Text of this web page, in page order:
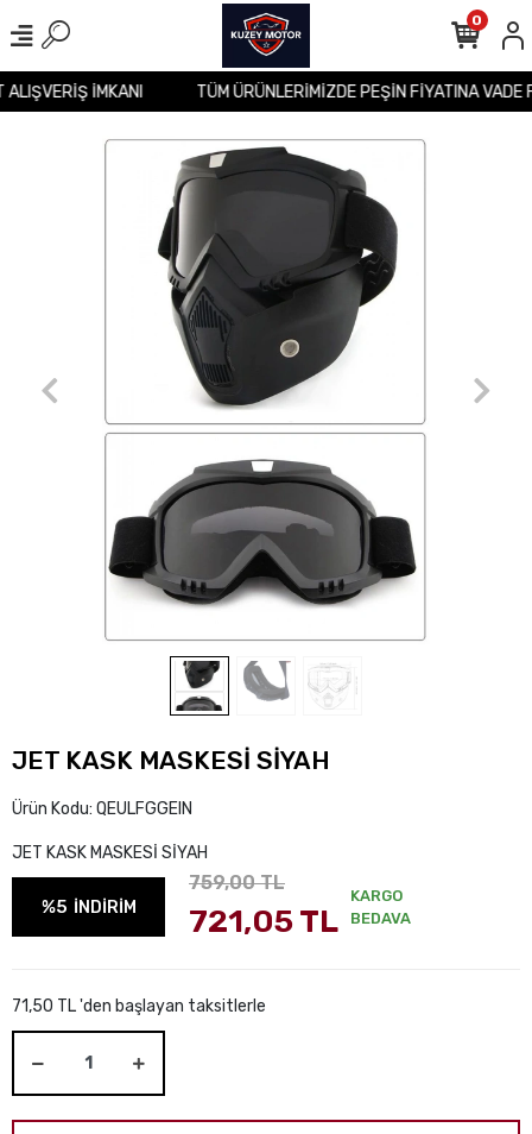
ALIŞVERİŞ İMKANI TÜM ÜRÜNLERİMİZDE PEŞİN FİYATINA
0
JET KASK MASKESİ SİYAH
Ürün Kodu: QEULFGGEIN
JET KASK MASKESİ SİYAH
%5 İNDİRİM
759,00 TL
721,05 TL
KARGO
BEDAVA
71,50 TL 'den başlayan taksitlerle